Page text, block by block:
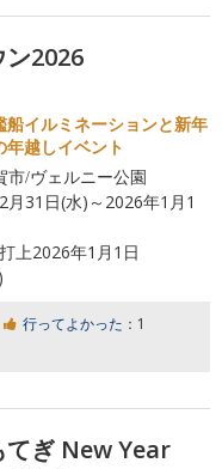
ン2026
船イルミネーションと新年
越しイベント
市/ヴェルニー公園
月31日(水)～2026年1月1
上2026年1月1日
行ってよかった： 1
てぎ New Year